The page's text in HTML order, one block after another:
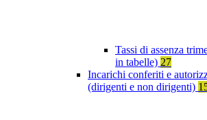
Tassi di assenza
in tabelle) 27
Incarichi conferiti e
(dirigenti e non dirigenti)